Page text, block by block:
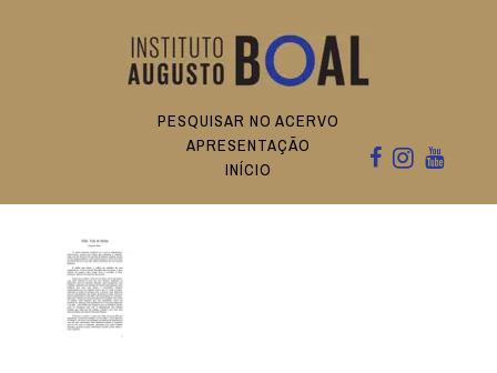
PESQUISAR NO ACERVO
APRESENTAÇÃO
INÍCIO